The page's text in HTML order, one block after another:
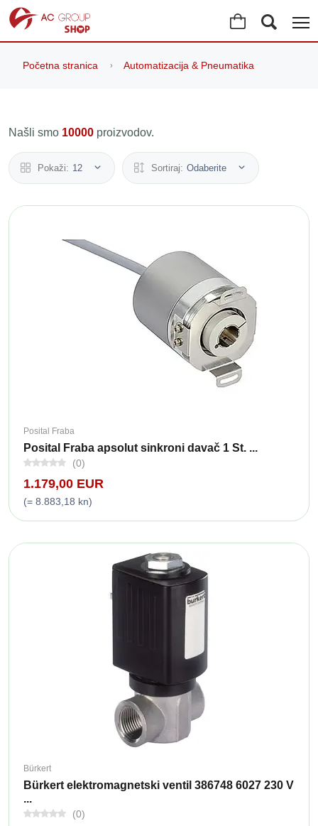
Početna stranica Automatizacija & Pneumatika
Našli smo 10000 proizvodov.
Pokaži: 12 Sortiraj: Odaberite
Posital Fraba
Posital Fraba apsolut sinkroni davač 1 St. ...
(0)
1.179,00 EUR
(= 8.883,18 kn)
Bürkert
Bürkert elektromagnetski ventil 386748 6027 230 V
...
(0)